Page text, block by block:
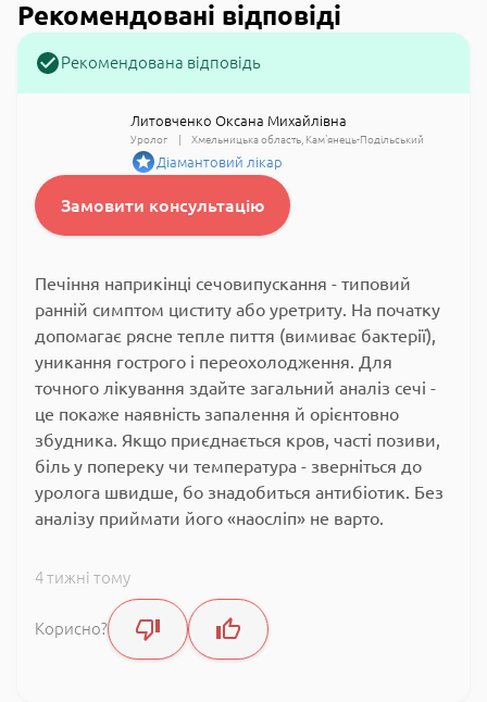
Рекомендовані відповіді
Рекомендована відповідь
Литовченко Оксана Михайлівна
Уролог Хмельницька область Кам'янець-Подільський
Діамантовий лікар
Замовити консультацію
Печіння наприкінці сечовипускання - типовий
ранній симптом циститу або уретриту. На початку
допомагає рясне тепле пиття (вимиває бактерії),
уникання гострого і переохолодження. Для
точного лікування здайте загальний аналіз сечі -
це покаже наявність запалення й орієнтовно
збудника. Якщо приєднається кров, часті позиви,
біль у попереку чи температура - зверніться до
уролога швидше, бо знадобиться антибіотик. Без
аналізу приймати його «наосліп» не варто.
4 тижні тому
Корисно?